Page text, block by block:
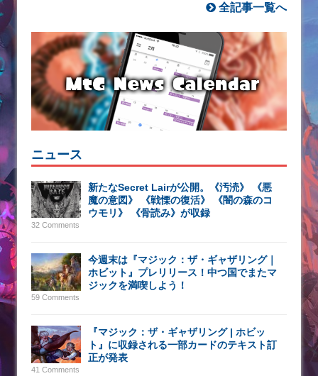
全記事一覧へ
ニュース
新たなSecret Lairが公開。《汚涜》 《悪
魔の意図》 《戦慄の復活》 《闇の森のコ
ウモリ》 《骨読み》が収録
32 Comments
今週末は『マジック：ザ・ギャザリング｜
ホビット』プレリリース！中つ国でまたマ
ジックを満喫しよう！
59 Comments
『マジック：ザ・ギャザリング | ホビッ
ト』に収録される一部カードのテキスト訂
正が発表
41 Comments